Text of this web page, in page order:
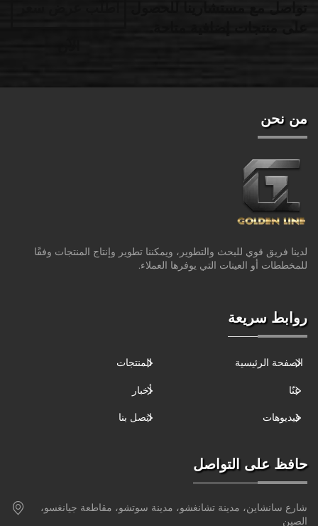
من نحن
لدينا فريق قوي للبحث والتطوير، ويمكننا تطوير وإنتاج المنتجات وفقًا
للمخططات أو العينات التي يوفرها العملاء.
روابط سريعة
الصفحة الرئيسية المنتجات
عنّا أخبار
فيديوهات اتصل بنا
حافظ على التواصل
شارع سانشاين، مدينة تشانغشو، مدينة سوتشو، مقاطعة جيانغسو،
الصين